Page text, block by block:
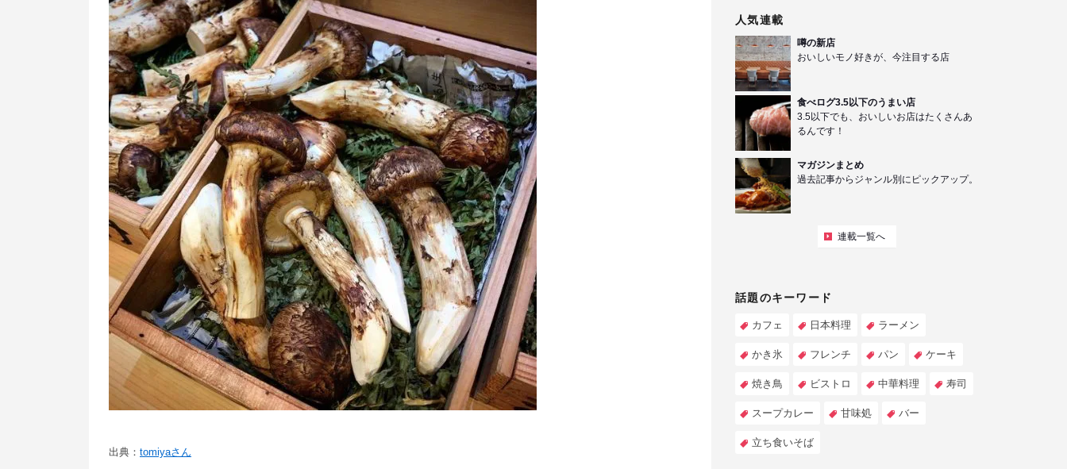
出典： tomiyaさん
人気連載
噂の新店
おいしいモノ好きが、今注目する店
食べログ3.5以下のうまい店
3.5以下でも、おいしいお店はたくさんあ
るんです！
マガジンまとめ
過去記事からジャンル別にピックアップ。
連載一覧へ
話題のキーワード
カフェ 日本料理 ラーメン
かき氷 フレンチ パン ケーキ
焼き鳥 ビストロ 中華料理 寿司
スープカレー 甘味処 バー
立ち食いそば